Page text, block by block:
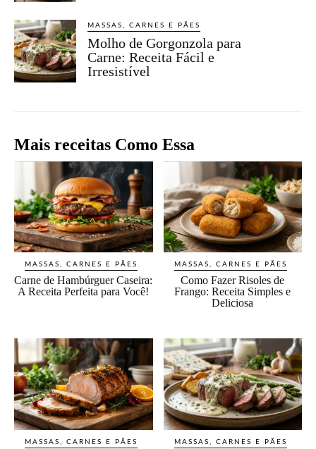
MASSAS, CARNES E PÃES
Molho de Gorgonzola para
Carne: Receita Fácil e
Irresistível
Mais receitas Como Essa
MASSAS, CARNES E PÃES
Carne de Hambúrguer Caseira:
A Receita Perfeita para Você!
MASSAS, CARNES E PÃES
Como Fazer Risoles de
Frango: Receita Simples e
Deliciosa
MASSAS, CARNES E PÃES MASSAS, CARNES E PÃES